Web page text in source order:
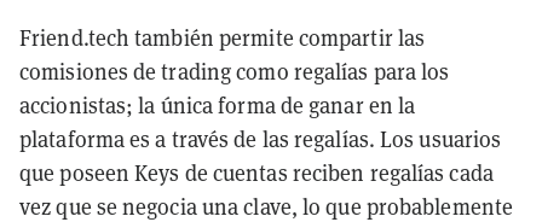
Friend.tech también permite compartir las
comisiones de trading como regalías para los
accionistas; la única forma de ganar en la
plataforma es a través de las regalías. Los usuarios
que poseen Keys de cuentas reciben regalías cada
vez que se negocia una clave, lo que probablemente